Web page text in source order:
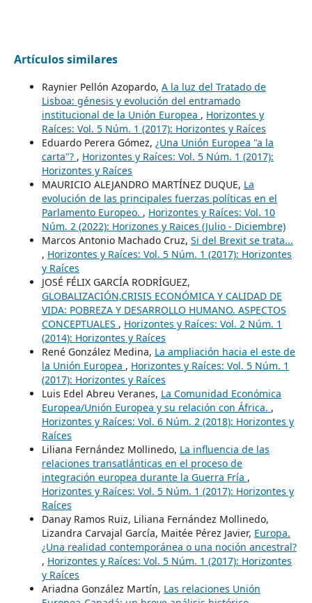
Artículos similares
Raynier Pellón Azopardo, A la luz del Tratado de
Lisboa: génesis y evolución del entramado
institucional de la Unión Europea , Horizontes y
Raíces: Vol. 5 Núm. 1 (2017): Horizontes y Raíces
Eduardo Perera Gómez, ¿Una Unión Europea "a la
carta"? , Horizontes y Raíces: Vol. 5 Núm. 1 (2017):
Horizontes y Raíces
MAURICIO ALEJANDRO MARTÍNEZ DUQUE, La
evolución de las principales fuerzas políticas en el
Parlamento Europeo. , Horizontes y Raíces: Vol. 10
Núm. 2 (2022): Horizones y Raices (Julio - Diciembre)
Marcos Antonio Machado Cruz, Si del Brexit se trata...
, Horizontes y Raíces: Vol. 5 Núm. 1 (2017): Horizontes
y Raíces
JOSÉ FÉLIX GARCÍA RODRÍGUEZ,
GLOBALIZACIÓN,CRISIS ECONÓMICA Y CALIDAD DE
VIDA: POBREZA Y DESARROLLO HUMANO. ASPECTOS
CONCEPTUALES , Horizontes y Raíces: Vol. 2 Núm. 1
(2014): Horizontes y Raíces
René González Medina, La ampliación hacia el este de
la Unión Europea , Horizontes y Raíces: Vol. 5 Núm. 1
(2017): Horizontes y Raíces
Luis Edel Abreu Veranes, La Comunidad Económica
Europea/Unión Europea y su relación con África. ,
Horizontes y Raíces: Vol. 6 Núm. 2 (2018): Horizontes y
Raíces
Liliana Fernández Mollinedo, La influencia de las
relaciones transatlánticas en el proceso de
integración europea durante la Guerra Fría ,
Horizontes y Raíces: Vol. 5 Núm. 1 (2017): Horizontes y
Raíces
Danay Ramos Ruiz, Liliana Fernández Mollinedo,
Lizandra Carvajal García, Maitée Pérez Javier, Europa.
¿Una realidad contemporánea o una noción ancestral?
, Horizontes y Raíces: Vol. 5 Núm. 1 (2017): Horizontes
y Raíces
Ariadna González Martín, Las relaciones Unión